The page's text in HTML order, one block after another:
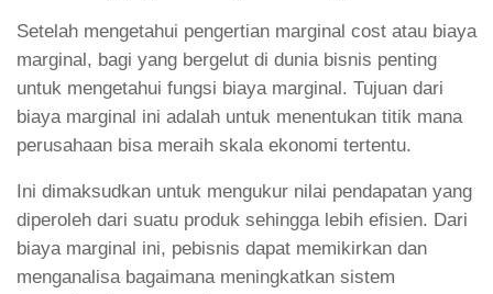
Setelah mengetahui pengertian marginal cost atau biaya
marginal, bagi yang bergelut di dunia bisnis penting
untuk mengetahui fungsi biaya marginal. Tujuan dari
biaya marginal ini adalah untuk menentukan titik mana
perusahaan bisa meraih skala ekonomi tertentu.
Ini dimaksudkan untuk mengukur nilai pendapatan yang
diperoleh dari suatu produk sehingga lebih efisien. Dari
biaya marginal ini, pebisnis dapat memikirkan dan
menganalisa bagaimana meningkatkan sistem